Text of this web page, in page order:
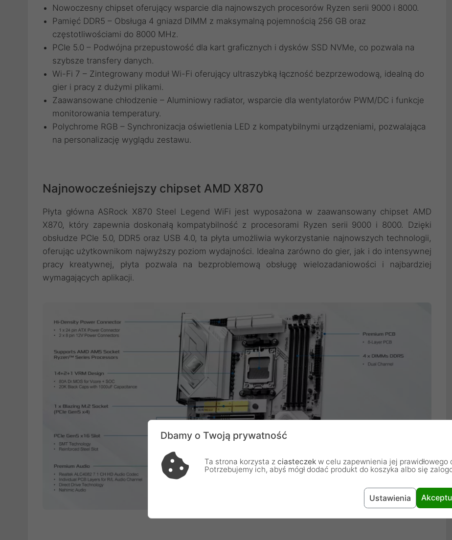
Nowoczesny chipset oferujący wsparcie dla najnowszych procesorów Ryzen serii 9000 i 8000.
Pamięć DDR5 – Obsługa 4 gniazd DIMM z maksymalną pojemnością 256 GB oraz
częstotliwościami do 8000 MHz.
PCIe 5.0 – Podwójna przepustowość dla kart graficznych i dysków SSD NVMe, co pozwala na
szybsze transfery danych.
Wi-Fi 7 – Zintegrowany moduł Wi-Fi oferujący ultraszybką łączność bezprzewodową, idealną do
gier i pracy z dużymi plikami.
Zaawansowane chłodzenie – Aluminiowy radiator, wsparcie dla wentylatorów PWM/DC i funkcje
monitorowania temperatury.
Polychrome RGB – Synchronizacja oświetlenia LED z kompatybilnymi urządzeniami, pozwalająca
na personalizację wyglądu zestawu.
Najnowocześniejszy chipset AMD X870
Płyta główna ASRock X870 Steel Legend WiFi jest wyposażona w zaawansowany chipset AMD
X870, który zapewnia doskonałą kompatybilność z procesorami Ryzen serii 9000 i 8000. Dzięki
obsłudze PCIe 5.0, DDR5 oraz USB 4.0, ta płyta umożliwia wykorzystanie najnowszych technologii,
oferując użytkownikom najwyższy poziom wydajności. Idealna zarówno do gier, jak i do intensywnej
pracy kreatywnej, płyta pozwala na bezproblemową obsługę wielozadaniowości i najbardziej
wymagających aplikacji.
Dbamy o Twoją prywatność
Ta strona korzysta z ciasteczek w celu zapewnienia jej prawidłowego
Potrzebujemy ich, abyś mógł dodać produkt do koszyka albo się
Ustawienia